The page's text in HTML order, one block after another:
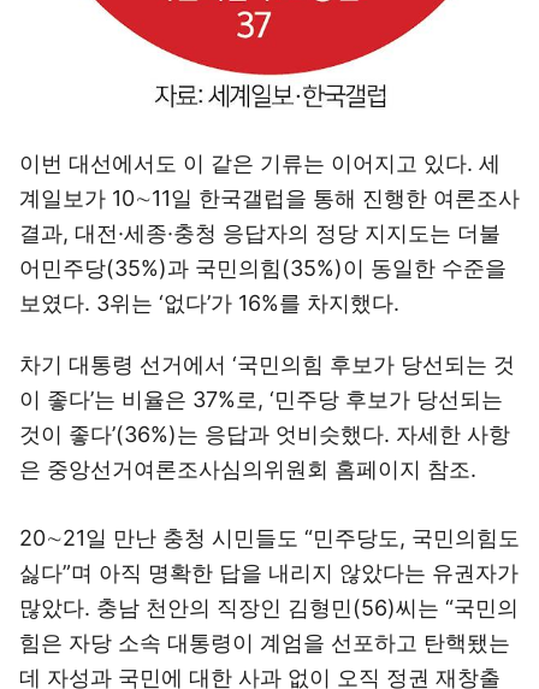
이번 대선에서도 이 같은 기류는 이어지고 있다. 세
계일보가 10∼11일 한국갤럽을 통해 진행한 여론조사
결과, 대전·세종·충청 응답자의 정당 지지도는 더불
어민주당(35%)과 국민의힘(35%)이 동일한 수준을
보였다. 3위는 ‘없다’가 16%를 차지했다.
차기 대통령 선거에서 ‘국민의힘 후보가 당선되는 것
이 좋다’는 비율은 37%로, ‘민주당 후보가 당선되는
것이 좋다’(36%)는 응답과 엇비슷했다. 자세한 사항
은 중앙선거여론조사심의위원회 홈페이지 참조.
20∼21일 만난 충청 시민들도 “민주당도, 국민의힘도
싫다”며 아직 명확한 답을 내리지 않았다는 유권자가
많았다. 충남 천안의 직장인 김형민(56)씨는 “국민의
힘은 자당 소속 대통령이 계엄을 선포하고 탄핵됐는
데 자성과 국민에 대한 사과 없이 오직 정권 재창출